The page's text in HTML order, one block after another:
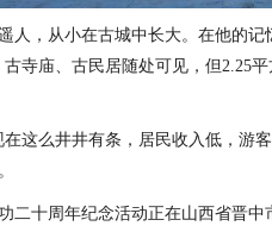
人，从小在古城中长大。在他的
寺庙、古民居随处可见，但2.25
这么井井有条，居民收入低，游
二十周年纪念活动正在山西省晋